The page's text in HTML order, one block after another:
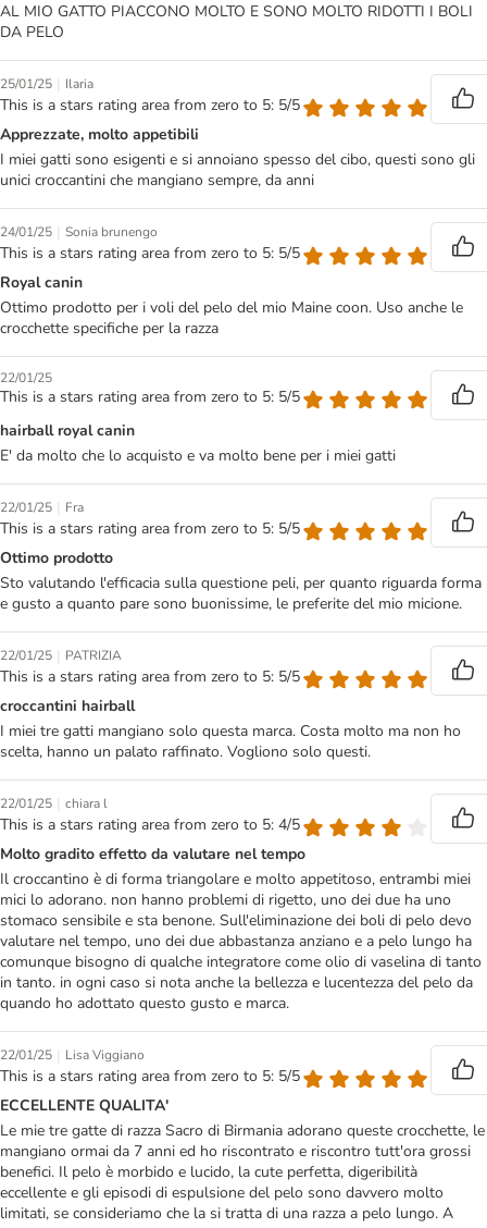
AL MIO GATTO PIACCONO MOLTO E SONO MOLTO RIDOTTI I BOLI
DA PELO
25/01/25 | Ilaria
This is a stars rating area from zero to 5: 5/5
Apprezzate, molto appetibili
I miei gatti sono esigenti e si annoiano spesso del cibo, questi sono gli
unici croccantini che mangiano sempre, da anni
24/01/25 | Sonia brunengo
This is a stars rating area from zero to 5: 5/5
Royal canin
Ottimo prodotto per i voli del pelo del mio Maine coon. Uso anche le
crocchette specifiche per la razza
22/01/25
This is a stars rating area from zero to 5: 5/5
hairball royal canin
E' da molto che lo acquisto e va molto bene per i miei gatti
22/01/25 | Fra
This is a stars rating area from zero to 5: 5/5
Ottimo prodotto
Sto valutando l'efficacia sulla questione peli, per quanto riguarda forma
e gusto a quanto pare sono buonissime, le preferite del mio micione.
22/01/25 | PATRIZIA
This is a stars rating area from zero to 5: 5/5
croccantini hairball
I miei tre gatti mangiano solo questa marca. Costa molto ma non ho
scelta, hanno un palato raffinato. Vogliono solo questi.
22/01/25 | chiara l
This is a stars rating area from zero to 5: 4/5
Molto gradito effetto da valutare nel tempo
Il croccantino è di forma triangolare e molto appetitoso, entrambi miei
mici lo adorano. non hanno problemi di rigetto, uno dei due ha uno
stomaco sensibile e sta benone. Sull'eliminazione dei boli di pelo devo
valutare nel tempo, uno dei due abbastanza anziano e a pelo lungo ha
comunque bisogno di qualche integratore come olio di vaselina di tanto
in tanto. in ogni caso si nota anche la bellezza e lucentezza del pelo da
quando ho adottato questo gusto e marca.
22/01/25 | Lisa Viggiano
This is a stars rating area from zero to 5: 5/5
ECCELLENTE QUALITA'
Le mie tre gatte di razza Sacro di Birmania adorano queste crocchette, le
mangiano ormai da 7 anni ed ho riscontrato e riscontro tutt'ora grossi
benefici. Il pelo è morbido e lucido, la cute perfetta, digeribilità
eccellente e gli episodi di espulsione del pelo sono davvero molto
limitati, se consideriamo che la si tratta di una razza a pelo lungo. A